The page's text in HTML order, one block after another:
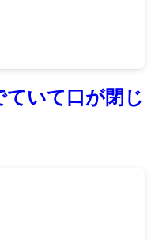
ていて口が閉じ